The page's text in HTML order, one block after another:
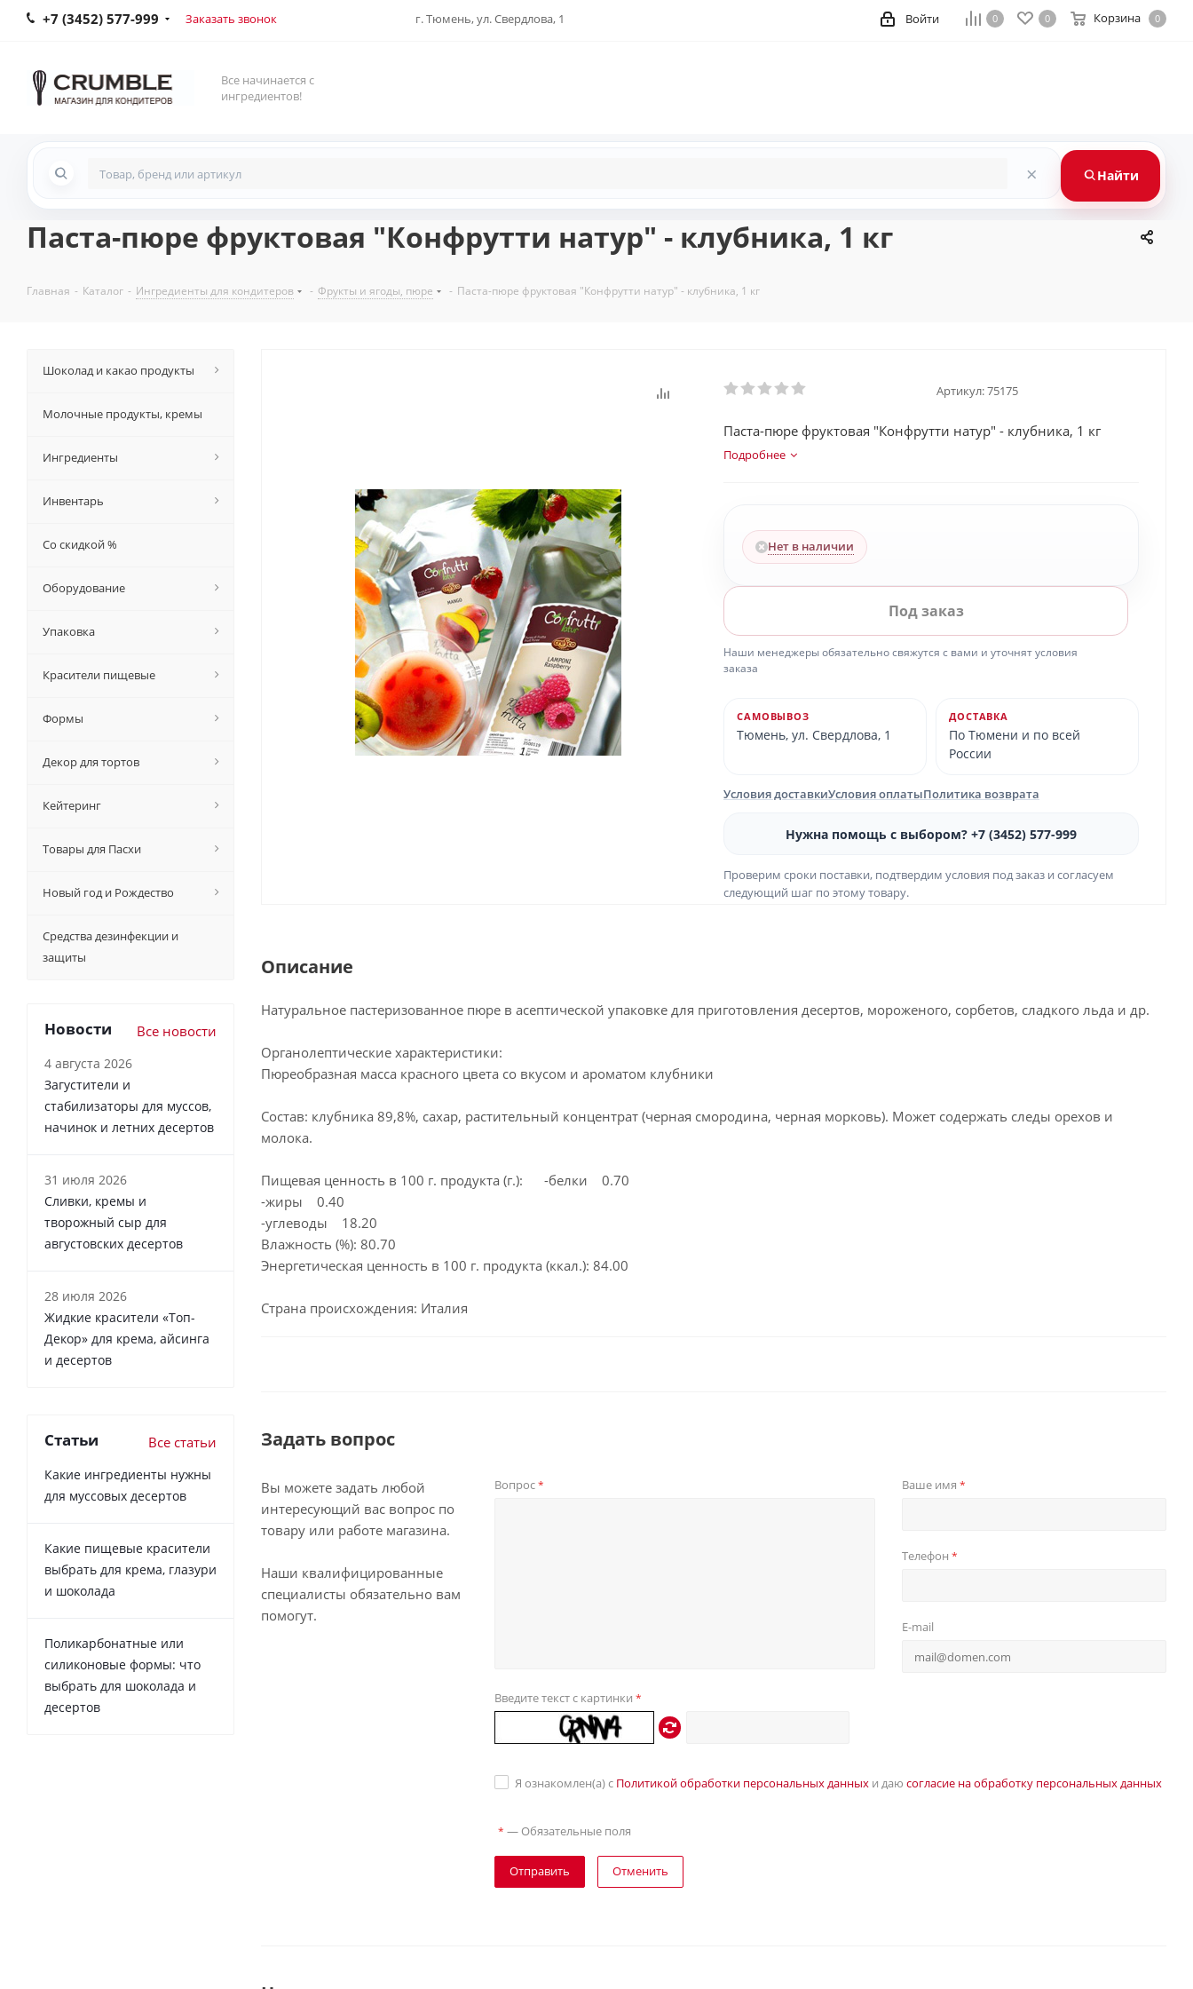
+7 (3452) 577-999 Заказать звонок г. Тюмень, ул. Свердлова, 1 0 0 Корзина 0
Войти
Все начинается с
ингредиентов!
× Найти
Паста-пюре фруктовая "Конфрутти натур" - клубника, 1 кг
Главная - Каталог - Ингредиенты для кондитеров - Фрукты и ягоды, пюре - Паста-пюре фруктовая "Конфрутти натур" - клубника, 1 кг
Артикул:75175
Паста-пюре фруктовая "Конфрутти натур" - клубника, 1 кг
Подробнее
Нет в наличии
Под заказ
Наши менеджеры обязательно свяжутся с вами и уточнят условия
заказа
САМОВЫВОЗ
Тюмень, ул. Свердлова, 1
ДОСТАВКА
По Тюмени и по всей
России
Условия доставкиУсловия оплатыПолитика возврата
Нужна помощь с выбором? +7 (3452) 577-999
Проверим сроки поставки, подтвердим условия под заказ и согласуем
следующий шаг по этому товару.
Описание
Натуральное пастеризованное пюре в асептической упаковке для приготовления десертов, мороженого, сорбетов, сладкого льда и др.
Органолептические характеристики:
Пюреобразная масса красного цвета со вкусом и ароматом клубники
Состав: клубника 89,8%, сахар, растительный концентрат (черная смородина, черная морковь). Может содержать следы орехов и
молока.
Пищевая ценность в 100 г. продукта (г.): -белки 0.70
-жиры 0.40
-углеводы 18.20
Влажность (%): 80.70
Энергетическая ценность в 100 г. продукта (ккал.): 84.00
Страна происхождения: Италия
Задать вопрос
Вы можете задать любой
интересующий вас вопрос по
товару или работе магазина.
Наши квалифицированные
специалисты обязательно вам
помогут.
Вопрос* Ваше имя *
Телефон *
E-mail
Введите текст с картинки *
Я ознакомлен(а) с Политикой обработки персональных данныхи даю согласие на обработку персональных данных
* — Обязательные поля
Отправить Отменить
Шоколад и какао продукты
Молочные продукты, кремы
Ингредиенты
Инвентарь
Со скидкой %
Оборудование
Упаковка
Красители пищевые
Формы
Декор для тортов
Кейтеринг
Товары для Пасхи
Новый год и Рождество
Средства дезинфекции и
защиты
Новости Все новости
4 августа 2026
Загустители и
стабилизаторы для муссов,
начинок и летних десертов
31 июля 2026
Сливки, кремы и
творожный сыр для
августовских десертов
28 июля 2026
Жидкие красители «Топ-
Декор» для крема, айсинга
и десертов
Статьи Все статьи
Какие ингредиенты нужны
для муссовых десертов
Какие пищевые красители
выбрать для крема, глазури
и шоколада
Поликарбонатные или
силиконовые формы: что
выбрать для шоколада и
десертов